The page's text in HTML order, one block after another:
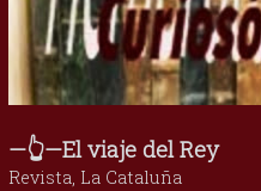
—👆—El viaje del Rey
Revista, La Cataluña